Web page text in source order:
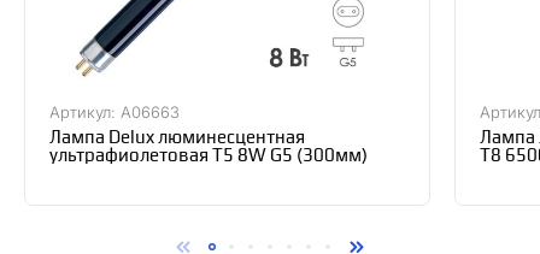
Артикул: А06663
Лампа Delux люминесцентная
ультрафиолетовая Т5 8W G5 (300мм)
Лампа
T8